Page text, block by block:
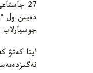
27
دەيىن ول
جوسپارلاپ
ايتا كەتۋ